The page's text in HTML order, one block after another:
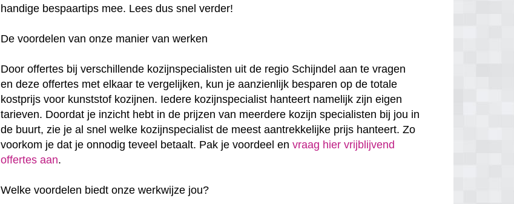
handige bespaartips mee. Lees dus snel verder!
De voordelen van onze manier van werken
Door offertes bij verschillende kozijnspecialisten uit de regio Schijndel aan te vragen
en deze offertes met elkaar te vergelijken, kun je aanzienlijk besparen op de totale
kostprijs voor kunststof kozijnen. Iedere kozijnspecialist hanteert namelijk zijn eigen
tarieven. Doordat je inzicht hebt in de prijzen van meerdere kozijn specialisten bij jou in
de buurt, zie je al snel welke kozijnspecialist de meest aantrekkelijke prijs hanteert. Zo
voorkom je dat je onnodig teveel betaalt. Pak je voordeel envraag hier vrijblijvend
offertes aan.
Welke voordelen biedt onze werkwijze jou?